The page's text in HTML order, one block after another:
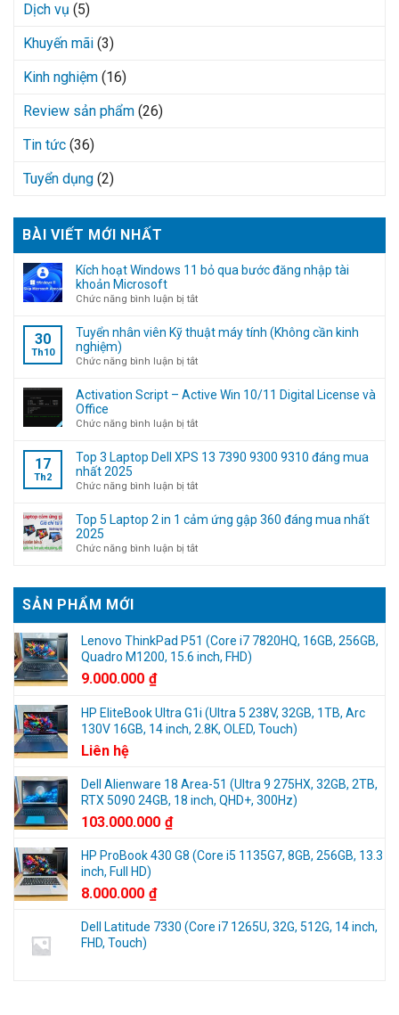
Dịch vụ (5)
Khuyến mãi (3)
Kinh nghiệm (16)
Review sản phẩm (26)
Tin tức (36)
Tuyển dụng (2)
BÀI VIẾT MỚI NHẤT
Kích hoạt Windows 11 bỏ qua bước đăng nhập tài
khoản Microsoft
Chức năng bình luận bị tắtở
hoạt
11
qua
đăng
tài
khoản
30
Th10
Tuyển nhân viên Kỹ thuật máy tính (Không cần kinh
nghiệm)
Chức năng bình luận bị tắtở
nhân
Kỹ
máy
(Không
kinh
nghiệm)
Activation Script – Active Win 10/11 Digital License và
Office
Chức năng bình luận bị tắtở
Script
Active
10/11
License
17
Th2
Top 3 Laptop Dell XPS 13 7390 9300 9310 đáng mua
nhất 2025
Chức năng bình luận bị tắtở
3
Dell
9310
đáng
mua
Top 5 Laptop 2 in 1 cảm ứng gập 360 đáng mua nhất
2025
Chức năng bình luận bị tắtở
in
1
cảm
đáng
mua
SẢN PHẨM MỚI
Lenovo ThinkPad P51 (Core i7 7820HQ, 16GB, 256GB,
Quadro M1200, 15.6 inch, FHD)
9.000.000 ₫
HP EliteBook Ultra G1i (Ultra 5 238V, 32GB, 1TB, Arc
130V 16GB, 14 inch, 2.8K, OLED, Touch)
Liên hệ
Dell Alienware 18 Area-51 (Ultra 9 275HX, 32GB, 2TB,
RTX 5090 24GB, 18 inch, QHD+, 300Hz)
103.000.000 ₫
HP ProBook 430 G8 (Core i5 1135G7, 8GB, 256GB, 13.3
inch, Full HD)
8.000.000 ₫
Dell Latitude 7330 (Core i7 1265U, 32G, 512G, 14 inch,
FHD, Touch)